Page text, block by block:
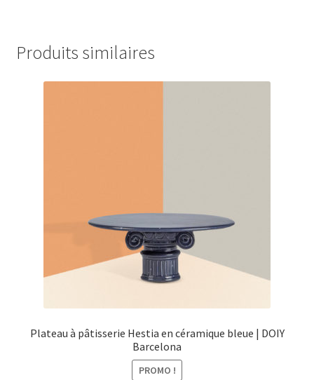
Produits similaires
Plateau à pâtisserie Hestia en céramique bleue | DOIY
Barcelona
PROMO !